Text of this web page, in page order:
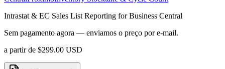
Intrastat & EC Sales List Reporting for Business Central
Sem pagamento agora — enviamos o preço por e-mail.
a partir de $299.00 USD